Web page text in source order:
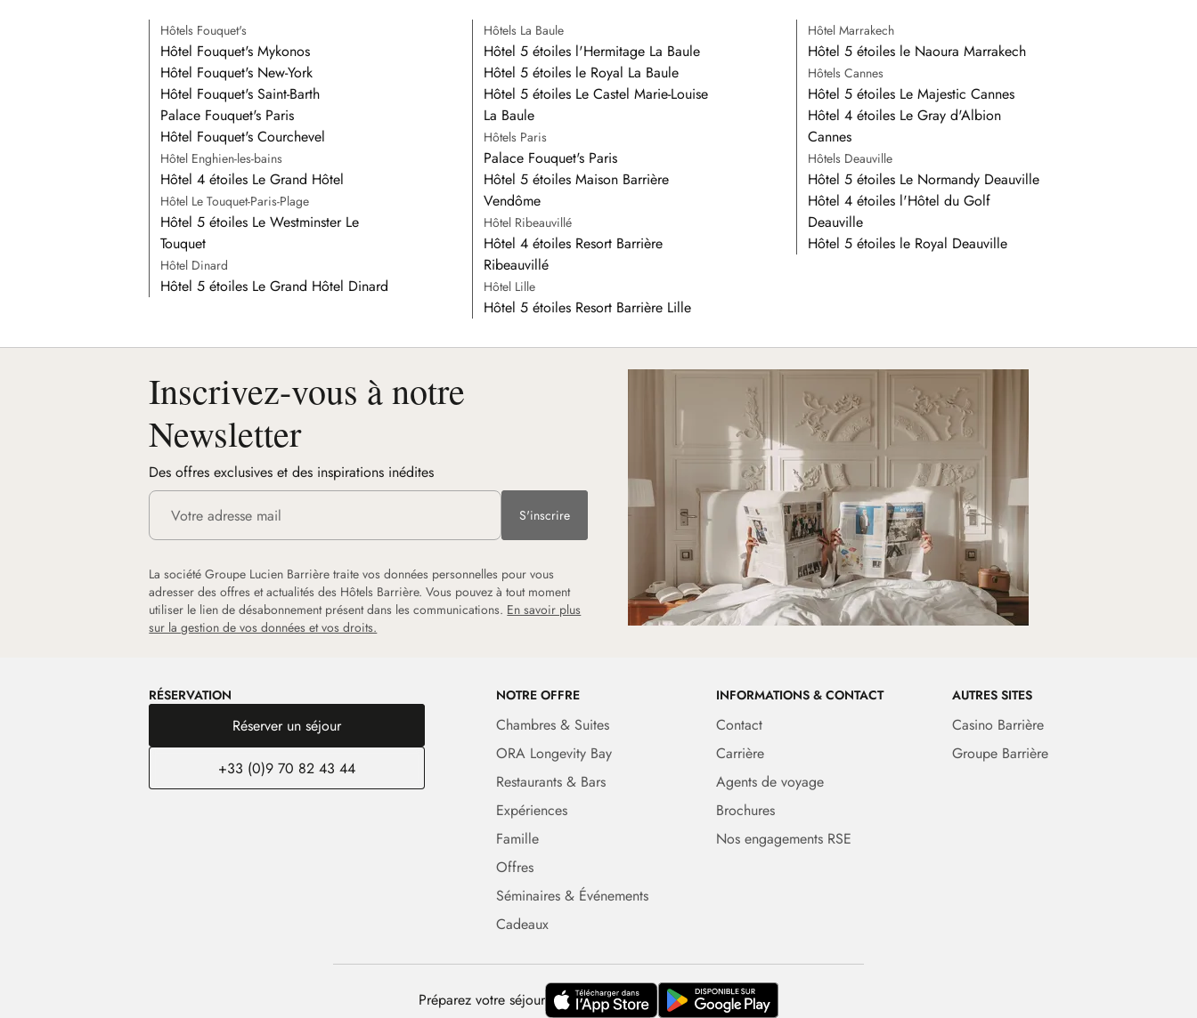
Hôtels Fouquet's
Hôtel Fouquet's Mykonos
Hôtel Fouquet's New-York
Hôtel Fouquet's Saint-Barth
Palace Fouquet's Paris
Hôtel Fouquet's Courchevel
Hôtel Enghien-les-bains
Hôtel 4 étoiles Le Grand Hôtel
Hôtel Le Touquet-Paris-Plage
Hôtel 5 étoiles Le Westminster Le
Touquet
Hôtel Dinard
Hôtel 5 étoiles Le Grand Hôtel Dinard
Hôtels La Baule
Hôtel 5 étoiles l'Hermitage La Baule
Hôtel 5 étoiles le Royal La Baule
Hôtel 5 étoiles Le Castel Marie-Louise
La Baule
Hôtels Paris
Palace Fouquet's Paris
Hôtel 5 étoiles Maison Barrière
Vendôme
Hôtel Ribeauvillé
Hôtel 4 étoiles Resort Barrière
Ribeauvillé
Hôtel Lille
Hôtel 5 étoiles Resort Barrière Lille
Hôtel Marrakech
Hôtel 5 étoiles le Naoura Marrakech
Hôtels Cannes
Hôtel 5 étoiles Le Majestic Cannes
Hôtel 4 étoiles Le Gray d'Albion
Cannes
Hôtels Deauville
Hôtel 5 étoiles Le Normandy Deauville
Hôtel 4 étoiles l'Hôtel du Golf
Deauville
Hôtel 5 étoiles le Royal Deauville
Inscrivez-vous à notre
Newsletter
Des offres exclusives et des inspirations inédites
S'inscrire
La société Groupe Lucien Barrière traite vos données personnelles pour vous
adresser des offres et actualités des Hôtels Barrière. Vous pouvez à tout moment
utiliser le lien de désabonnement présent dans les communications. En savoir plus
sur la gestion de vos données et vos droits.
RÉSERVATION
Réserver un séjour
+33 (0)9 70 82 43 44
NOTRE OFFRE
Chambres & Suites
ORA Longevity Bay
Restaurants & Bars
Expériences
Famille
Offres
Séminaires & Événements
Cadeaux
INFORMATIONS & CONTACT
Contact
Carrière
Agents de voyage
Brochures
Nos engagements RSE
AUTRES SITES
Casino Barrière
Groupe Barrière
Préparez votre séjour